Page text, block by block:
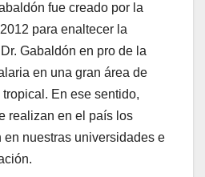
fue creado por la
para enaltecer la
Gabaldón en pro de la
en una gran área de
En ese sentido,
realizan en el país los
en nuestras universidades e